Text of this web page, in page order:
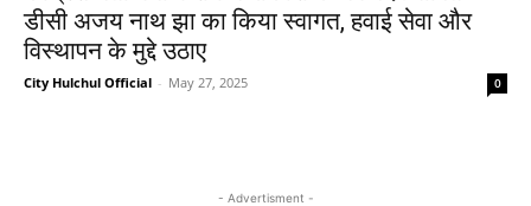
डीसी अजय नाथ झा का किया स्वागत, हवाई सेवा और
विस्थापन के मुद्दे उठाए
City Hulchul Official - May 27, 2025 0
- Advertisment -